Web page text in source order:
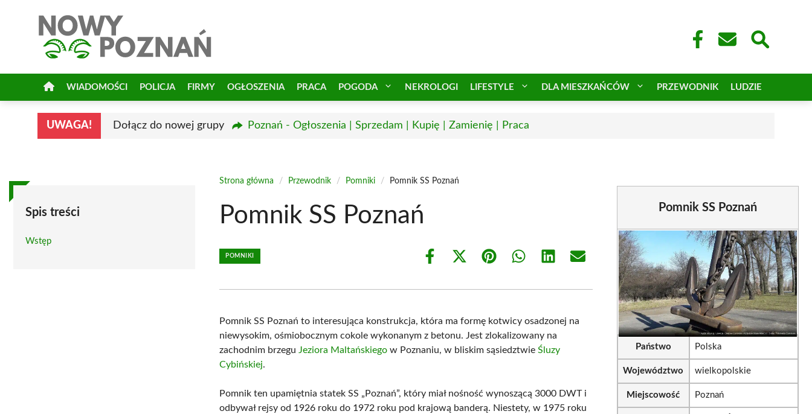
WIADOMOŚCI POLICJA FIRMY OGŁOSZENIA PRACA POGODA NEKROLOGI LIFESTYLE DLA MIESZKAŃCÓW PRZEWODNIK LUDZIE
UWAGA! Dołącz do nowej grupy Poznań - Ogłoszenia | Sprzedam | Kupię | Zamienię | Praca
Spis treści
Wstęp
Strona główna / Przewodnik / Pomniki / Pomnik SS Poznań
Pomnik SS Poznań
POMNIKI
Share
Share
(Twitter)
Share Share Share Share
Pomnik SS Poznań to interesująca konstrukcja, która ma formę kotwicy osadzonej na
niewysokim, ośmiobocznym cokole wykonanym z betonu. Jest zlokalizowany na
zachodnim brzegu Jeziora Maltańskiego w Poznaniu, w bliskim sąsiedztwieŚluzy
Cybińskiej.
Pomnik ten upamiętnia statek SS „Poznań”, który miał nośność wynoszącą 3000 DWT i
odbywał rejsy od 1926 roku do 1972 roku pod krajową banderą. Niestety, w 1975 roku
Pomnik SS Poznań
Państwo Polska
Województwo wielkopolskie
Miejscowość Poznań